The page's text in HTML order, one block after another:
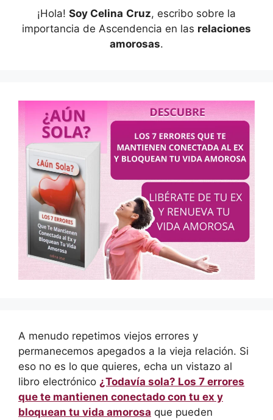
¡Hola! Soy Celina Cruz, escribo sobre la
importancia de Ascendencia en las relaciones
amorosas.
A menudo repetimos viejos errores y
permanecemos apegados a la vieja relación. Si
eso no es lo que quieres, echa un vistazo al
libro electrónico ¿Todavía sola? Los 7 errores
que te mantienen conectado con tu ex y
bloquean tu vida amorosa que pueden